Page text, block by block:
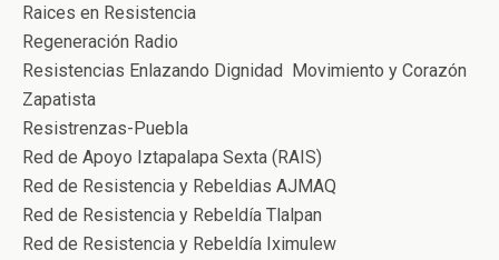
Raices en Resistencia
Regeneración Radio
Resistencias Enlazando Dignidad Movimiento y Corazón
Zapatista
Resistrenzas-Puebla
Red de Apoyo Iztapalapa Sexta (RAIS)
Red de Resistencia y Rebeldias AJMAQ
Red de Resistencia y Rebeldía Tlalpan
Red de Resistencia y Rebeldía Iximulew